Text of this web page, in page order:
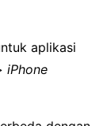
aplikasi
iPhone